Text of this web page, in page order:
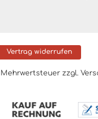
Vertrag widerrufen
zzgl.